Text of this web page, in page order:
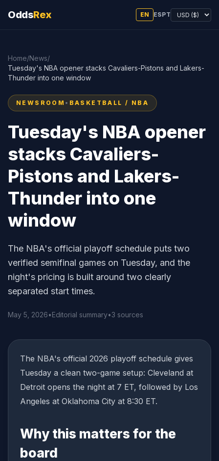
OddsRex EN ESPT
Home/News/
Tuesday's NBA opener stacks Cavaliers-Pistons and Lakers-
Thunder into one window
NEWSROOM • BASKETBALL / NBA
Tuesday's NBA opener
stacks Cavaliers-
Pistons and Lakers-
Thunder into one
window
The NBA's official playoff schedule puts two
verified semifinal games on Tuesday, and the
night's pricing is built around two clearly
separated start times.
May 5, 2026•Editorial summary•3 sources
The NBA's official 2026 playoff schedule gives
Tuesday a clean two-game setup: Cleveland at
Detroit opens the night at 7 ET, followed by Los
Angeles at Oklahoma City at 8:30 ET.
Why this matters for the
board